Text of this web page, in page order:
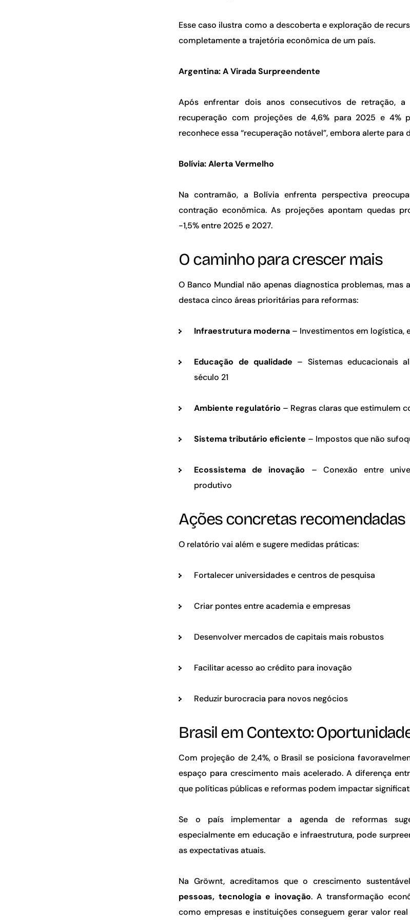
Esse caso ilustra como a descoberta e exploração de
completamente a trajetória econômica de um país.
Argentina: A Virada Surpreendente
Após enfrentar dois anos consecutivos de retração,
recuperação com projeções de 4,6% para 2025 e 4%
reconhece essa “recuperação notável”, embora alerte para
Bolívia: Alerta Vermelho
Na contramão, a Bolívia enfrenta perspectiva
contração econômica. As projeções apontam quedas
-1,5% entre 2025 e 2027.
O caminho para crescer mais
O Banco Mundial não apenas diagnostica problemas, mas
destaca cinco áreas prioritárias para reformas:
Infraestrutura moderna – Investimentos em logística,
Educação de qualidade – Sistemas educacionais
século 21
Ambiente regulatório – Regras claras que estimulem
Sistema tributário eficiente – Impostos que não
Ecossistema de inovação – Conexão entre
produtivo
Ações concretas recomendadas
O relatório vai além e sugere medidas práticas:
Fortalecer universidades e centros de pesquisa
Criar pontes entre academia e empresas
Desenvolver mercados de capitais mais robustos
Facilitar acesso ao crédito para inovação
Reduzir burocracia para novos negócios
Brasil em Contexto:
Com projeção de 2,4%, o Brasil se posiciona
espaço para crescimento mais acelerado. A diferença
que políticas públicas e reformas podem impactar
Se o país implementar a agenda de reformas
especialmente em educação e infraestrutura, pode
as expectativas atuais.
Na Gröwnt, acreditamos que o crescimento
pessoas, tecnologia e inovação. A transformação
como empresas e instituições conseguem gerar valor